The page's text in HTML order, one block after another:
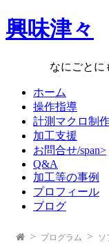
興味津々
なにごとにも、
ホーム
操作指導
計測マクロ制
加工支援
お問合せ/span>
Q&A
加工等の事例
プロフィール
ブログ
プログラム ソ